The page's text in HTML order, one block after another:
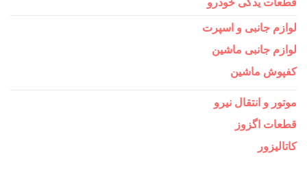
قطعات یدکی خودرو
لوازم جانبی و اسپرت
لوازم جانبی ماشین
کفپوش ماشین
موتور و انتقال نیرو
قطعات اگزوز
کاتالیزور